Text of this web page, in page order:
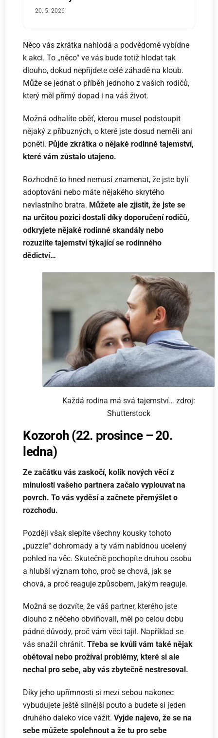
20. 5. 2026
Něco vás zkrátka nahlodá a podvědomě vybídne
k akci. To „něco“ ve vás bude totiž hlodat tak
dlouho, dokud nepřijdete celé záhadě na kloub.
Může se jednat o příběh jednoho z vašich rodičů,
který měl přímý dopad i na váš život.
Možná odhalíte oběť, kterou musel podstoupit
nějaký z příbuzných, o které jste dosud neměli ani
ponětí. Půjde zkrátka o nějaké rodinné tajemství,
které vám zůstalo utajeno.
Rozhodně to hned nemusí znamenat, že jste byli
adoptováni nebo máte nějakého skrytého
nevlastního bratra. Můžete ale zjistit, že jste se
na určitou pozici dostali díky doporučení rodičů,
odkryjete nějaké rodinné skandály nebo
rozuzlíte tajemství týkající se rodinného
dědictví…
Každá rodina má svá tajemství… zdroj:
Shutterstock
Kozoroh (22. prosince – 20.
ledna)
Ze začátku vás zaskočí, kolik nových věcí z
minulosti vašeho partnera začalo vyplouvat na
povrch. To vás vyděsí a začnete přemýšlet o
rozchodu.
Později však slepíte všechny kousky tohoto
„puzzle“ dohromady a ty vám nabídnou ucelený
pohled na věc. Skutečně pochopíte druhou osobu
a hlubší význam toho, proč se chová, jak se
chová, a proč reaguje způsobem, jakým reaguje.
Možná se dozvíte, že váš partner, kterého jste
dlouho z něčeho obviňovali, měl po celou dobu
pádné důvody, proč vám věci tajil. Například se
vás snažil chránit.Třeba se kvůli vám také nějak
obětoval nebo prožíval problémy, které si ale
nechal pro sebe, aby vás zbytečně nestresoval.
Díky jeho upřímnosti si mezi sebou nakonec
vybudujete ještě silnější pouto a budete si jeden
druhého daleko více vážit.Vyjde najevo, že se na
sebe můžete spolehnout a že tu pro sebe